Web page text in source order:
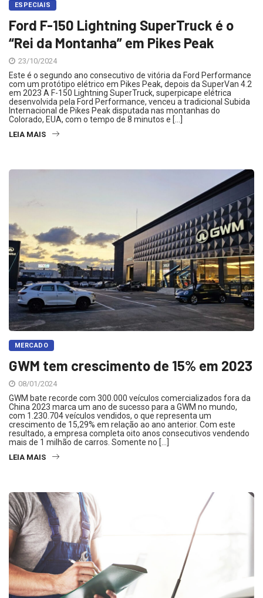
ESPECIAIS
Ford F-150 Lightning SuperTruck é o
“Rei da Montanha” em Pikes Peak
23/10/2024
Este é o segundo ano consecutivo de vitória da Ford Performance
com um protótipo elétrico em Pikes Peak, depois da SuperVan 4.2
em 2023 A F-150 Lightning SuperTruck, superpicape elétrica
desenvolvida pela Ford Performance, venceu a tradicional Subida
Internacional de Pikes Peak disputada nas montanhas do
Colorado, EUA, com o tempo de 8 minutos e […]
LEIA MAIS
MERCADO
GWM tem crescimento de 15% em 2023
08/01/2024
GWM bate recorde com 300.000 veículos comercializados fora da
China 2023 marca um ano de sucesso para a GWM no mundo,
com 1.230.704 veículos vendidos, o que representa um
crescimento de 15,29% em relação ao ano anterior. Com este
resultado, a empresa completa oito anos consecutivos vendendo
mais de 1 milhão de carros. Somente no […]
LEIA MAIS